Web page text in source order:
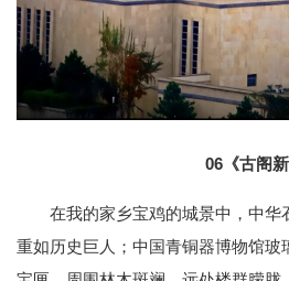
06 《古阁
在我的家乡宝鸡的城景中，中华
重如历史巨人；中国青铜器博物馆玻